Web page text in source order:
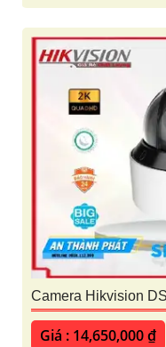
Camera Hikvision
Giá : 14,650,000 ₫